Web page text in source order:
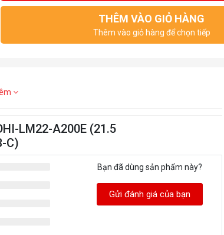
THÊM VÀO GIỎ HÀNG
Thêm vào giỏ hàng để chọn tiếp
LM22-A200E (21.5
C)
Bạn đã dùng sản phẩm này?
Gửi đánh giá của bạn